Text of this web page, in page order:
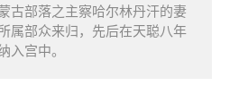
古部落之主察哈尔林丹汗的妻
属部众来归，先后在天聪八年
入宫中。